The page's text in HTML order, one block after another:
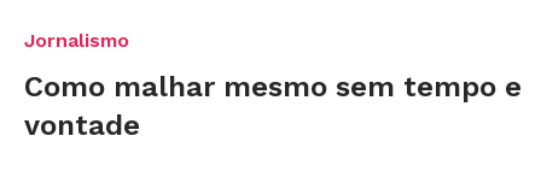
Jornalismo
Como malhar mesmo sem tempo e
vontade